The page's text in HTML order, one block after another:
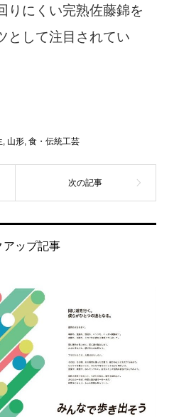
りにくい完熟佐藤錦を
として注目されてい
山形, 食・伝統工芸
アップ記事